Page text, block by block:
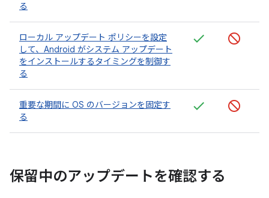
る
ローカル アップデート ポリシーを設定
して、Android がシステム アップデート
をインストールするタイミングを制御す
る
重要な期間に OS のバージョンを固定す
る
保留中のアップデートを確認する